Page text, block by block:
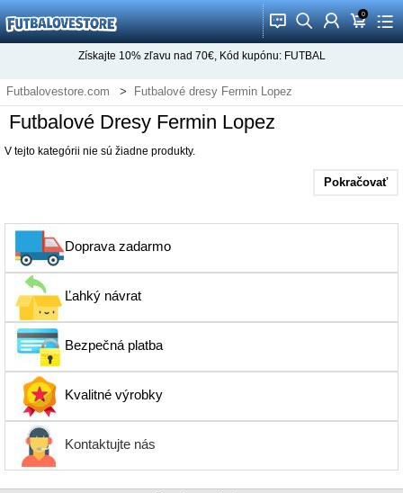
󰂱 󰂨 󰃳 0
󰃦 󰃖
Získajte 10%zľavu nad 70€, Kód kupónu: FUTBAL
Futbalovestore.com Futbalové dresy Fermin Lopez
Futbalové Dresy Fermin Lopez
V tejto kategórii nie sú žiadne produkty.
Pokračovať
Doprava zadarmo
Ľahký návrat
Bezpečná platba
Kvalitné výrobky
Kontaktujte nás